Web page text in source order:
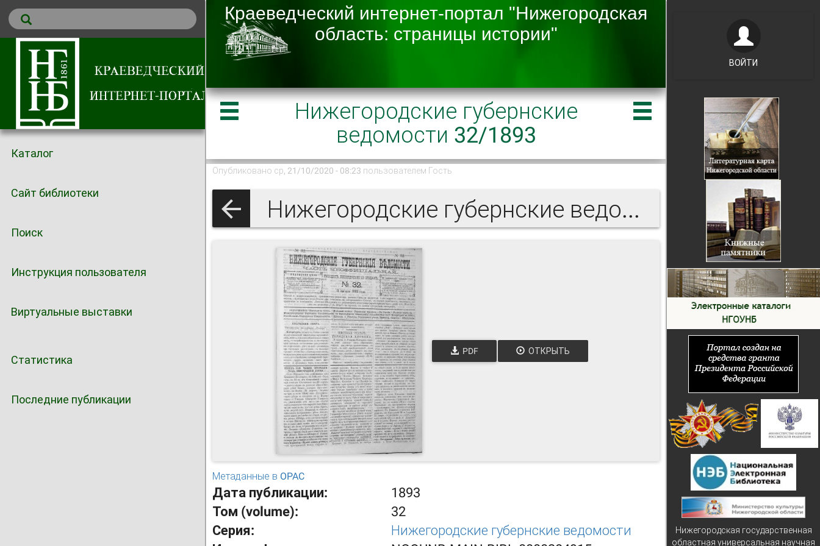
Каталог
Сайт библиотеки
Поиск
Инструкция пользователя
Виртуальные выставки
Статистика
Последние публикации
Нижегородские губернские
ведомости 32/1893
Опубликовано ср, 21/10/2020 - 08:23 пользователем Гость
Нижегородские губернские ведомости 1893
PDF ОТКРЫТЬ
Метаданные в OPAC
Дата публикации:
1893
Том (volume):
32
Серия:
Нижегородские губернские ведомости
ВОЙТИ
Нижегородская государственная
областная универсальная научная